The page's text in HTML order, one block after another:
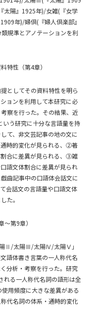
陽』1925年)/女雑(『女学
年)/婦倶(『婦人倶楽部』
規準とアノテーションを利
特性（第4章）
としてその資料特性を明ら
ョンを利用して本研究に必
察を行った。その結果、近
う研究に十分な言語量を持
て、非文芸記事の地の文に
時的変化が見られる、②著
合に差異が見られる、③雑
語文体割合に差異が見られ
曲記事中の口語体会話文に
会話文の言語量や口語文体
た。
第9章）
Ⅱ/太陽Ⅲ/太陽Ⅳ/太陽Ⅴ」
語体書き言葉の一人称代名
分析・考察を行った。研究
れる一人称代名詞の語形は全
用頻度に大きな差異がある
代名詞の体系・通時的変化